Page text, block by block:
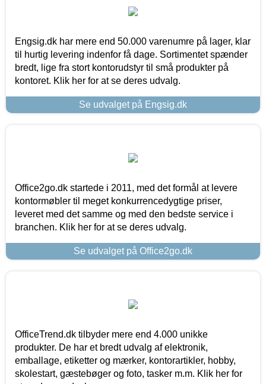
Engsig.dk har mere end 50.000 varenumre på lager, klar
til hurtig levering indenfor få dage. Sortimentet spænder
bredt, lige fra stort kontorudstyr til små produkter på
kontoret. Klik her for at se deres udvalg.
Se udvalget på Engsig.dk
Office2go.dk startede i 2011, med det formål at levere
kontormøbler til meget konkurrencedygtige priser,
leveret med det samme og med den bedste service i
branchen. Klik her for at se deres udvalg.
Se udvalget på Office2go.dk
OfficeTrend.dk tilbyder mere end 4.000 unikke
produkter. De har et bredt udvalg af elektronik,
emballage, etiketter og mærker, kontorartikler, hobby,
skolestart, gæstebøger og foto, tasker m.m. Klik her for